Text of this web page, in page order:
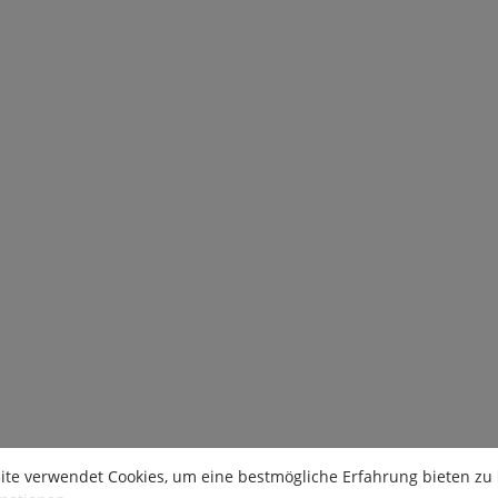
verwendet Cookies, um eine bestmögliche Erfahrung bieten zu